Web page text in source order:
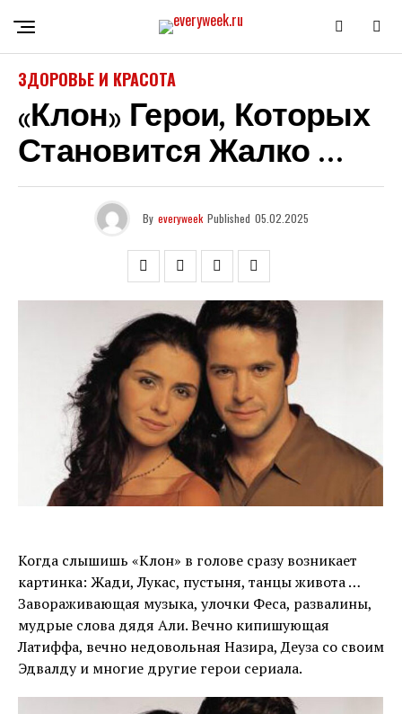
ЗДОРОВЬЕ И КРАСОТА
«Клон» Герои, Которых
Становится Жалко …
By everyweek Published 05.02.2025
Когда слышишь «Клон» в голове сразу возникает
картинка: Жади, Лукас, пустыня, танцы живота …
Завораживающая музыка, улочки Феса, развалины,
мудрые слова дядя Али. Вечно кипишующая
Латиффа, вечно недовольная Назира, Деуза со своим
Эдвалду и многие другие герои сериала.